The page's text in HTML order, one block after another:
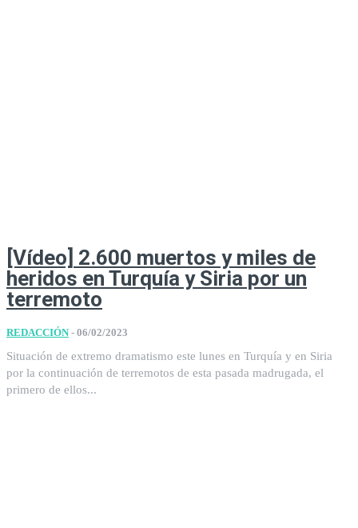
[Vídeo] 2.600 muertos y miles de
heridos en Turquía y Siria por un
terremoto
REDACCIÓN - 06/02/2023
Situación de extremo dramatismo este lunes en Turquía y en Siria
por la continuación de terremotos de esta pasada madrugada, el
primero de ellos...